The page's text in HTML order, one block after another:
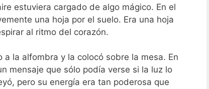
estuviera cargado de algo mágico. En el
una hoja por el suelo. Era una hoja
al ritmo del corazón.
a la alfombra y la colocó sobre la mesa. En
mensaje que sólo podía verse si la luz lo
pero su energía era tan poderosa que